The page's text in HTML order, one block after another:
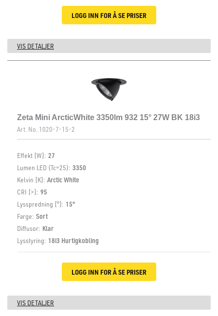
LOGG INN FOR Å SE PRISER
VIS DETALJER
Zeta Mini ArcticWhite 3350lm 932 15° 27W BK 18i3
Art. No. 1020-7-15-2
Effekt [W]: 27
Lumen LED (Tc=25): 3350
Kelvin [K]: Arctic White
CRI [>]: 95
Lysspredning [°]: 15°
Farge: Sort
Diffusor: Klar
Lysstyring: 18i3 Hurtigkobling
LOGG INN FOR Å SE PRISER
VIS DETALJER